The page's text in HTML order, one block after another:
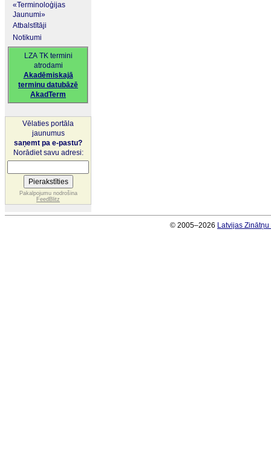
«Terminoloģijas
Jaunumi»
Atbalstītāji
Notikumi
LZA TK termini
atrodami
Akadēmiskajā
terminu datubāzē
AkadTerm
Vēlaties portāla
jaunumus
saņemt pa e-pastu?
Norādiet savu adresi:
Pakalpojumu nodrošina
FeedBlitz
© 2005–2026 Latvijas